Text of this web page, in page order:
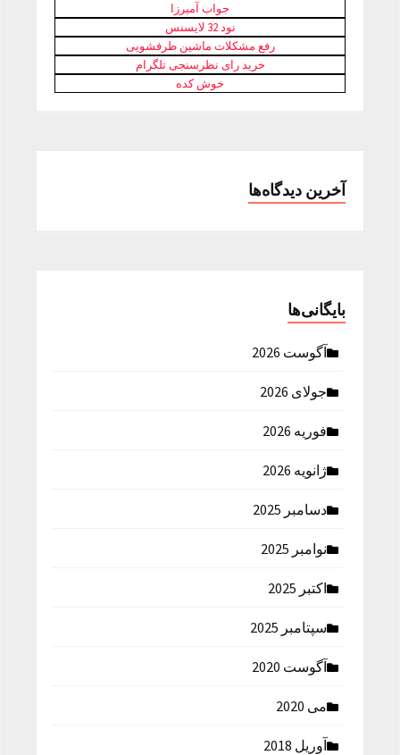
جواب آمیرزا
نود 32 لایسنس
رفع مشکلات ماشین ظرفشویی
خرید رای نظرسنجی تلگرام
خوش کده
آخرین دیدگاه‌ها
بایگانی‌ها
آگوست 2026
جولای 2026
فوریه 2026
ژانویه 2026
دسامبر 2025
نوامبر 2025
اکتبر 2025
سپتامبر 2025
آگوست 2020
می 2020
آوریل 2018